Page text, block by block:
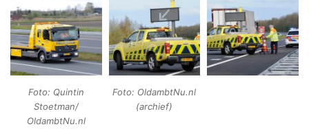
Foto: Quintin
Stoetman/
OldambtNu.nl
Foto: OldambtNu.nl
(archief)